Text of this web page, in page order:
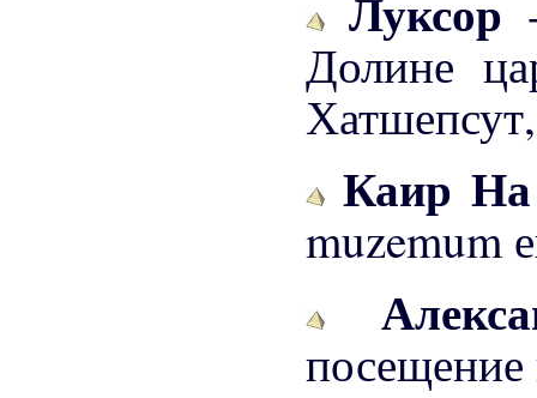
Долине
Каир
muzemum